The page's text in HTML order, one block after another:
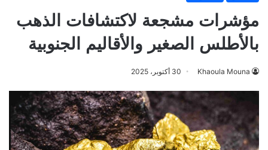
مؤشرات مشجعة لاكتشافات الذهب
بالأطلس الصغير والأقاليم الجنوبية
Khaoula Mouna 30 أكتوبر، 2025